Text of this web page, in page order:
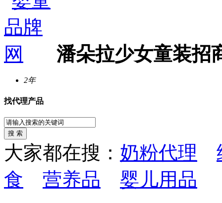
潘朵拉少女童装招
2年
找代理产品
大家都在搜： 奶粉代理
食
营养品
婴儿用品